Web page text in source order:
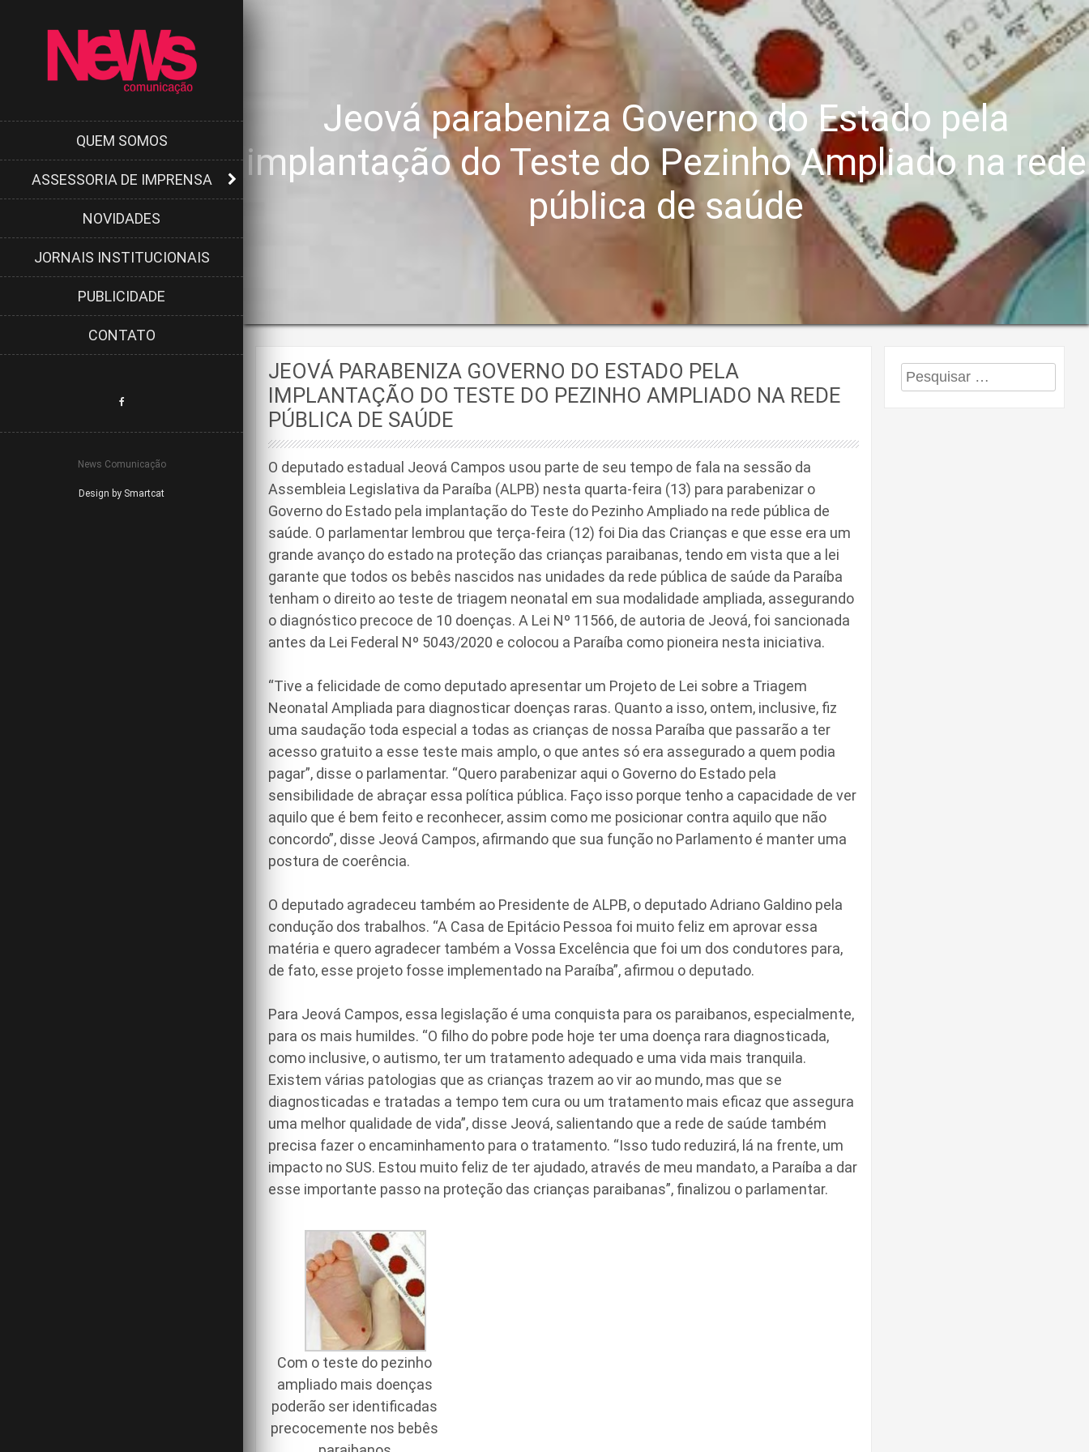
QUEM SOMOS
ASSESSORIA DE IMPRENSA
NOVIDADES
JORNAIS INSTITUCIONAIS
PUBLICIDADE
CONTATO
News Comunicação
Design by Smartcat
Jeová parabeniza Governo do Estado pela
implantação do Teste do Pezinho Ampliado na rede
pública de saúde
JEOVÁ PARABENIZA GOVERNO DO ESTADO PELA
IMPLANTAÇÃO DO TESTE DO PEZINHO AMPLIADO NA REDE
PÚBLICA DE SAÚDE
O deputado estadual Jeová Campos usou parte de seu tempo de fala na sessão da
Assembleia Legislativa da Paraíba (ALPB) nesta quarta-feira (13) para parabenizar o
Governo do Estado pela implantação do Teste do Pezinho Ampliado na rede pública de
saúde. O parlamentar lembrou que terça-feira (12) foi Dia das Crianças e que esse era um
grande avanço do estado na proteção das crianças paraibanas, tendo em vista que a lei
garante que todos os bebês nascidos nas unidades da rede pública de saúde da Paraíba
tenham o direito ao teste de triagem neonatal em sua modalidade ampliada, assegurando
o diagnóstico precoce de 10 doenças. A Lei Nº 11566, de autoria de Jeová, foi sancionada
antes da Lei Federal Nº 5043/2020 e colocou a Paraíba como pioneira nesta iniciativa.
“Tive a felicidade de como deputado apresentar um Projeto de Lei sobre a Triagem
Neonatal Ampliada para diagnosticar doenças raras. Quanto a isso, ontem, inclusive, fiz
uma saudação toda especial a todas as crianças de nossa Paraíba que passarão a ter
acesso gratuito a esse teste mais amplo, o que antes só era assegurado a quem podia
pagar”, disse o parlamentar. “Quero parabenizar aqui o Governo do Estado pela
sensibilidade de abraçar essa política pública. Faço isso porque tenho a capacidade de ver
aquilo que é bem feito e reconhecer, assim como me posicionar contra aquilo que não
concordo”, disse Jeová Campos, afirmando que sua função no Parlamento é manter uma
postura de coerência.
O deputado agradeceu também ao Presidente de ALPB, o deputado Adriano Galdino pela
condução dos trabalhos. “A Casa de Epitácio Pessoa foi muito feliz em aprovar essa
matéria e quero agradecer também a Vossa Excelência que foi um dos condutores para,
de fato, esse projeto fosse implementado na Paraíba”, afirmou o deputado.
Para Jeová Campos, essa legislação é uma conquista para os paraibanos, especialmente,
para os mais humildes. “O filho do pobre pode hoje ter uma doença rara diagnosticada,
como inclusive, o autismo, ter um tratamento adequado e uma vida mais tranquila.
Existem várias patologias que as crianças trazem ao vir ao mundo, mas que se
diagnosticadas e tratadas a tempo tem cura ou um tratamento mais eficaz que assegura
uma melhor qualidade de vida”, disse Jeová, salientando que a rede de saúde também
precisa fazer o encaminhamento para o tratamento. “Isso tudo reduzirá, lá na frente, um
impacto no SUS. Estou muito feliz de ter ajudado, através de meu mandato, a Paraíba a dar
esse importante passo na proteção das crianças paraibanas”, finalizou o parlamentar.
Com o teste do pezinho
ampliado mais doenças
poderão ser identificadas
precocemente nos bebês
Pesquisar
por: